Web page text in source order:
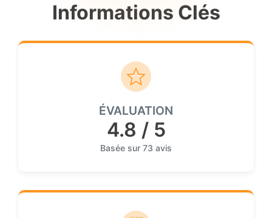
Informations Clés
ÉVALUATION
4.8 / 5
Basée sur 73 avis